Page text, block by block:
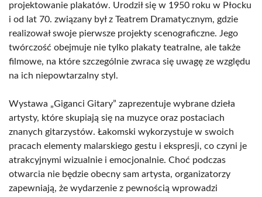
projektowanie plakatów. Urodził się w 1950 roku w Płocku
i od lat 70. związany był z Teatrem Dramatycznym, gdzie
realizował swoje pierwsze projekty scenograficzne. Jego
twórczość obejmuje nie tylko plakaty teatralne, ale także
filmowe, na które szczególnie zwraca się uwagę ze względu
na ich niepowtarzalny styl.
Wystawa „Giganci Gitary” zaprezentuje wybrane dzieła
artysty, które skupiają się na muzyce oraz postaciach
znanych gitarzystów. Łakomski wykorzystuje w swoich
pracach elementy malarskiego gestu i ekspresji, co czyni je
atrakcyjnymi wizualnie i emocjonalnie. Choć podczas
otwarcia nie będzie obecny sam artysta, organizatorzy
zapewniają, że wydarzenie z pewnością wprowadzi